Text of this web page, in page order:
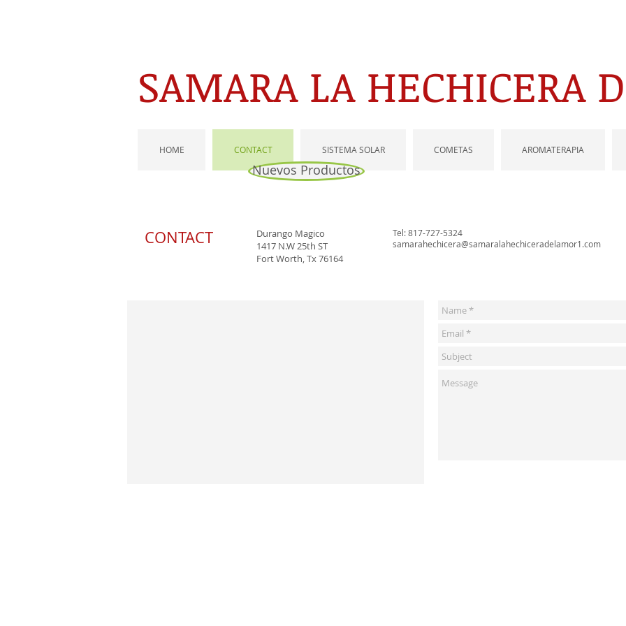
SAMARA LA HECHICERA
HOME CONTACT SISTEMA SOLAR COMETAS AROMATERAPIA
Nuevos Productos
CONTACT
Durango Magico
1417 N.W 25th ST
Fort Worth, Tx 76164
Tel: 817-727-5324
samarahechicera@samaralahechiceradelamor1.com